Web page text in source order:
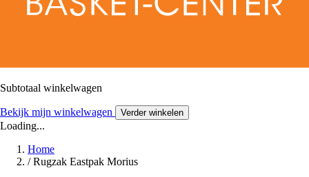
Subtotaal winkelwagen
Bekijk mijn winkelwagen Verder winkelen
Loading...
Home
/ Rugzak Eastpak Morius